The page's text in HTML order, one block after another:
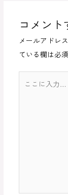
ゲ
シ
ョ
ン
コメント
メールアドレ
ている欄は必